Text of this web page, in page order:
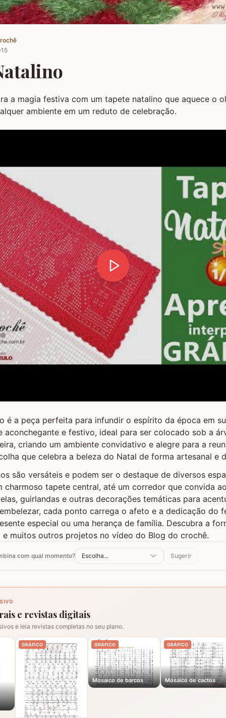
a magia festiva com um tapete natalino que aquece o
ambiente em um reduto de celebração.
é a peça perfeita para infundir o espírito da época em
aconchegante e festivo, ideal para ser colocado sob a
criando um ambiente convidativo e alegre para a
que celebra a beleza do Natal de forma artesanal e
são versáteis e podem ser o destaque de diversos
charmoso tapete central, até um corredor que convida
guirlandas e outras decorações temáticas para
cada ponto carrega o afeto e a dedicação do
especial ou uma herança de família. Descubra a
e muitos outros projetos no vídeo do Blog do crochê.
com qual momento? Escolha... Sugerir
e revistas digitais
e leia revistas completas no seu plano.
GRÁFICO GRÁFICO
Mosaico de barcos
GRÁFICO
Mosaico de cactos